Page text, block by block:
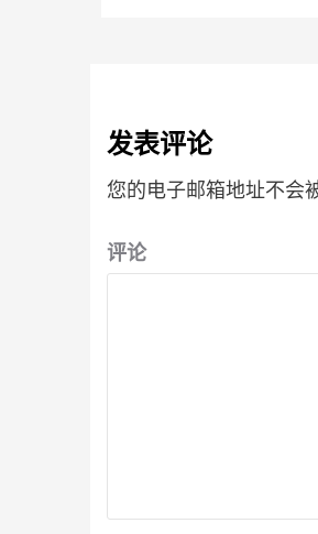
发表评论
您的电子邮箱地址不会
评论